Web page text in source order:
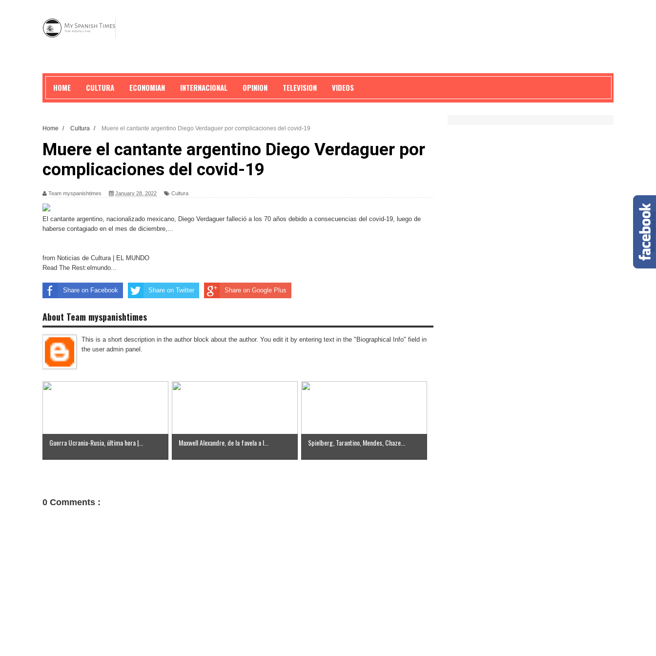
HOME CULTURA ECONOMIAN INTERNACIONAL OPINION TELEVISION VIDEOS
Home / Cultura / Muere el cantante argentino Diego Verdaguer por complicaciones del covid-19
Muere el cantante argentino Diego Verdaguer por
complicaciones del covid-19
Team myspanishtimes January 28, 2022 Cultura
El cantante argentino, nacionalizado mexicano, Diego Verdaguer falleció a los 70 años debido a consecuencias del covid-19, luego de
haberse contagiado en el mes de diciembre,...
from Noticias de Cultura | EL MUNDO
Read The Rest:elmundo...
Share on Facebook Share on Twitter Share on Google Plus
About Team myspanishtimes
This is a short description in the author block about the author. You edit it by entering text in the "Biographical Info" field in
the user admin panel.
Guerra Ucrania-Rusia, última hora |... Maxwell Alexandre, de la favela a l... Spielberg, Tarantino, Mendes, Chaze...
0 Comments :